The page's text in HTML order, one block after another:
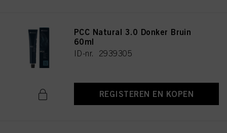
PCC Natural 3.0 Donker Bruin
60ml
ID-nr. 2939305
REGISTEREN EN KOPEN